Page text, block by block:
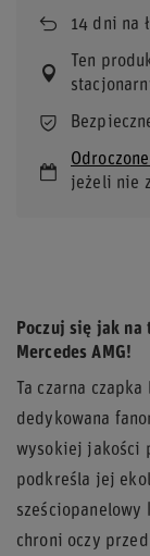
14 dni na
Ten
jeżeli nie
Poczuj się jak na
Mercedes AMG!
Ta czarna
dedykowana
wysokiej jakości
podkreśla jej
chroni oczy